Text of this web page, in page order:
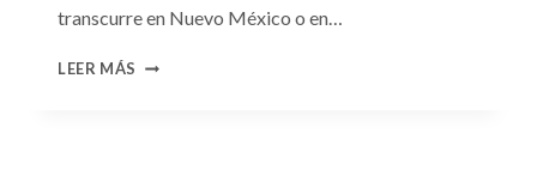
transcurre en Nuevo México o en…
LEER MÁS CONSULTA